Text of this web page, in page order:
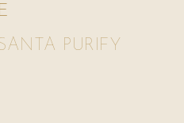
PURIFY